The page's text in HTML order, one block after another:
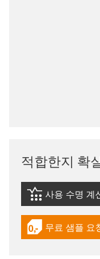
적합한지 확
igus-icon-
사용 수명 계
igus-icon-무료 샘플 요